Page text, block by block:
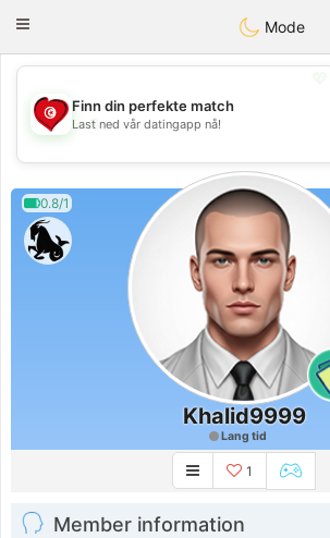
Tunisia Dating
Toggle
Mode
💖
💕
Finn din perfekte match
Last ned vår datingapp nå!
0.8/1
Khalid9999
Lang tid
1
Member information